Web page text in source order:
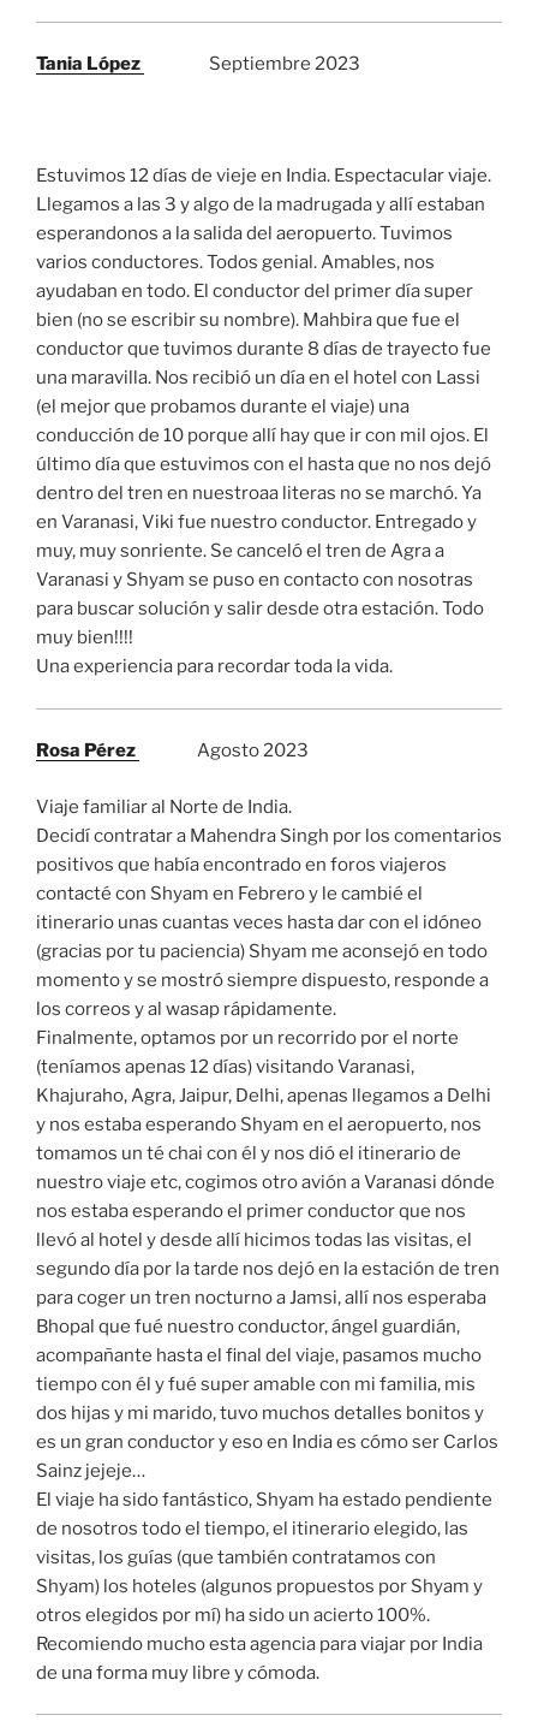
Tania López Septiembre 2023
Estuvimos 12 días de vieje en India. Espectacular viaje.
Llegamos a las 3 y algo de la madrugada y allí estaban
esperandonos a la salida del aeropuerto. Tuvimos
varios conductores. Todos genial. Amables, nos
ayudaban en todo. El conductor del primer día super
bien (no se escribir su nombre). Mahbira que fue el
conductor que tuvimos durante 8 días de trayecto fue
una maravilla. Nos recibió un día en el hotel con Lassi
(el mejor que probamos durante el viaje) una
conducción de 10 porque allí hay que ir con mil ojos. El
último día que estuvimos con el hasta que no nos dejó
dentro del tren en nuestroaa literas no se marchó. Ya
en Varanasi, Viki fue nuestro conductor. Entregado y
muy, muy sonriente. Se canceló el tren de Agra a
Varanasi y Shyam se puso en contacto con nosotras
para buscar solución y salir desde otra estación. Todo
muy bien!!!!
Una experiencia para recordar toda la vida.
Rosa Pérez Agosto 2023
Viaje familiar al Norte de India.
Decidí contratar a Mahendra Singh por los comentarios
positivos que había encontrado en foros viajeros
contacté con Shyam en Febrero y le cambié el
itinerario unas cuantas veces hasta dar con el idóneo
(gracias por tu paciencia) Shyam me aconsejó en todo
momento y se mostró siempre dispuesto, responde a
los correos y al wasap rápidamente.
Finalmente, optamos por un recorrido por el norte
(teníamos apenas 12 días) visitando Varanasi,
Khajuraho, Agra, Jaipur, Delhi, apenas llegamos a Delhi
y nos estaba esperando Shyam en el aeropuerto, nos
tomamos un té chai con él y nos dió el itinerario de
nuestro viaje etc, cogimos otro avión a Varanasi dónde
nos estaba esperando el primer conductor que nos
llevó al hotel y desde allí hicimos todas las visitas, el
segundo día por la tarde nos dejó en la estación de tren
para coger un tren nocturno a Jamsi, allí nos esperaba
Bhopal que fué nuestro conductor, ángel guardián,
acompañante hasta el final del viaje, pasamos mucho
tiempo con él y fué super amable con mi familia, mis
dos hijas y mi marido, tuvo muchos detalles bonitos y
es un gran conductor y eso en India es cómo ser Carlos
Sainz jejeje…
El viaje ha sido fantástico, Shyam ha estado pendiente
de nosotros todo el tiempo, el itinerario elegido, las
visitas, los guías (que también contratamos con
Shyam) los hoteles (algunos propuestos por Shyam y
otros elegidos por mí) ha sido un acierto 100%.
Recomiendo mucho esta agencia para viajar por India
de una forma muy libre y cómoda.